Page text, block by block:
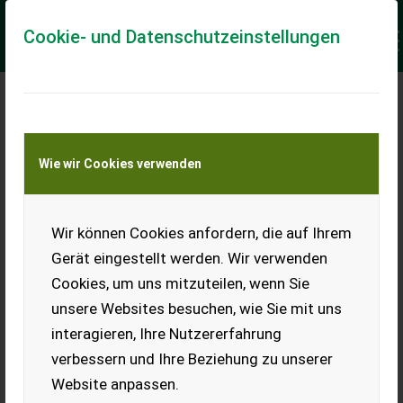
Cookie- und Datenschutzeinstellungen
Wie wir Cookies verwenden
Wir können Cookies anfordern, die auf Ihrem
Gerät eingestellt werden. Wir verwenden
Cookies, um uns mitzuteilen, wenn Sie
unsere Websites besuchen, wie Sie mit uns
interagieren, Ihre Nutzererfahrung
verbessern und Ihre Beziehung zu unserer
Website anpassen.
KAUFEN LASSEN STATT
VERKAUFEN!
können“
Gespräch, haben ganze Arbeit geleistet und doch fällt